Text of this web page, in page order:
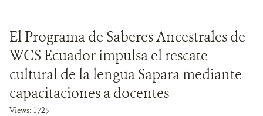
El Programa de Saberes Ancestrales de
WCS Ecuador impulsa el rescate
cultural de la lengua Sapara mediante
capacitaciones a docentes
Views: 1725